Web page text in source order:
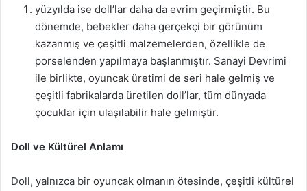
yüzyılda ise doll’lar daha da evrim geçirmiştir. Bu
dönemde, bebekler daha gerçekçi bir görünüm
kazanmış ve çeşitli malzemelerden, özellikle de
porselenden yapılmaya başlanmıştır. Sanayi Devrimi
ile birlikte, oyuncak üretimi de seri hale gelmiş ve
çeşitli fabrikalarda üretilen doll’lar, tüm dünyada
çocuklar için ulaşılabilir hale gelmiştir.
Doll ve Kültürel Anlamı
Doll, yalnızca bir oyuncak olmanın ötesinde, çeşitli kültürel